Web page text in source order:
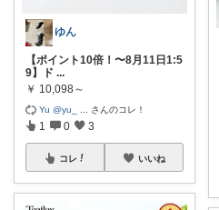
ゆん
【ポイント10倍！〜8月11日1:5
9】ド ...
￥ 10,098～
Yu @yu_ さんのコレ！
1 0 3
コレ いいね